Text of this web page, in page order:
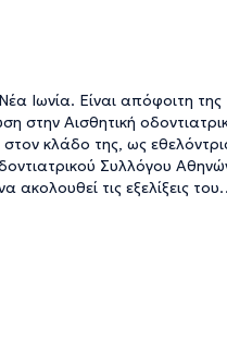
Ιωνία. Είναι απόφοιτη της
στην Αισθητική
στον κλάδο της, ως
Συλλόγου
τις εξελίξεις του